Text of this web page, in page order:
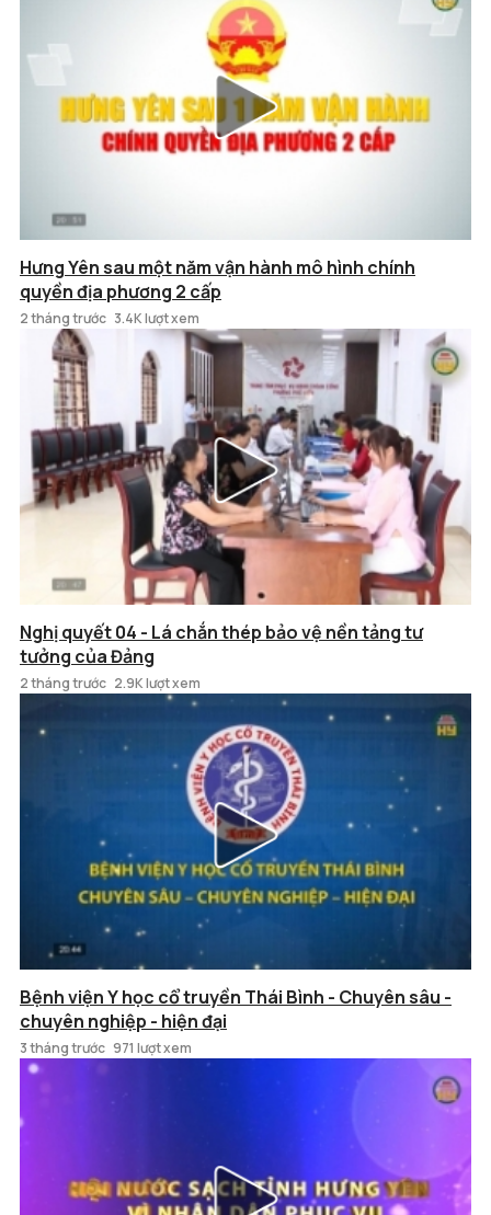
Hưng Yên sau một năm vận hành mô hình chính
quyền địa phương 2 cấp
2 tháng trước 3.4K lượt xem
Nghị quyết 04 - Lá chắn thép bảo vệ nền tảng tư
tưởng của Đảng
2 tháng trước 2.9K lượt xem
Bệnh viện Y học cổ truyền Thái Bình - Chuyên sâu -
chuyên nghiệp - hiện đại
3 tháng trước 971 lượt xem